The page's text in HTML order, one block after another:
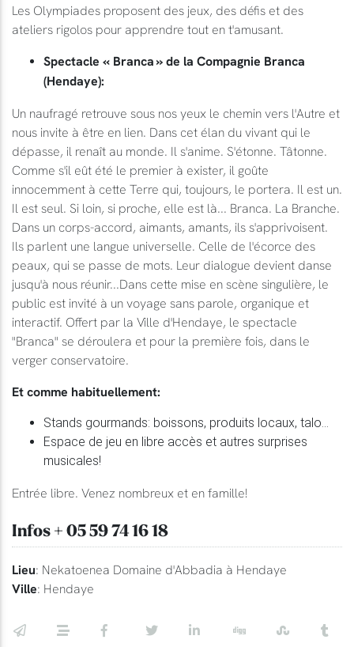
Les Olympiades proposent des jeux, des défis et des
ateliers rigolos pour apprendre tout en t'amusant.
Spectacle « Branca » de la Compagnie Branca
(Hendaye):
Un naufragé retrouve sous nos yeux le chemin vers l'Autre et
nous invite à être en lien. Dans cet élan du vivant qui le
dépasse, il renaît au monde. Il s'anime. S'étonne. Tâtonne.
Comme s'il eût été le premier à exister, il goûte
innocemment à cette Terre qui, toujours, le portera. Il est un.
Il est seul. Si loin, si proche, elle est là... Branca. La Branche.
Dans un corps-accord, aimants, amants, ils s'apprivoisent.
Ils parlent une langue universelle. Celle de l'écorce des
peaux, qui se passe de mots. Leur dialogue devient danse
jusqu'à nous réunir...Dans cette mise en scène singulière, le
public est invité à un voyage sans parole, organique et
interactif. Offert par la Ville d'Hendaye, le spectacle
"Branca" se déroulera et pour la première fois, dans le
verger conservatoire.
Et comme habituellement:
Stands gourmands: boissons, produits locaux, talo...
Espace de jeu en libre accès et autres surprises
musicales!
Entrée libre. Venez nombreux et en famille!
Infos + 05 59 74 16 18
Lieu: Nekatoenea Domaine d'Abbadia à Hendaye
Ville: Hendaye